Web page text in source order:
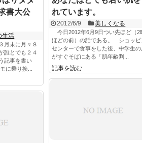
書大公
生活
月末に月々８
誰とでも２４
記事を書い
に乗り換...
れています。
2012/6/9 美しくなる
今日2012年6月9日つい先ほど（2
ほどの前）の話である。 ショッピ
センターで食事をした後、中学生
がすぐそばにある「肌年齢判...
記事を読む